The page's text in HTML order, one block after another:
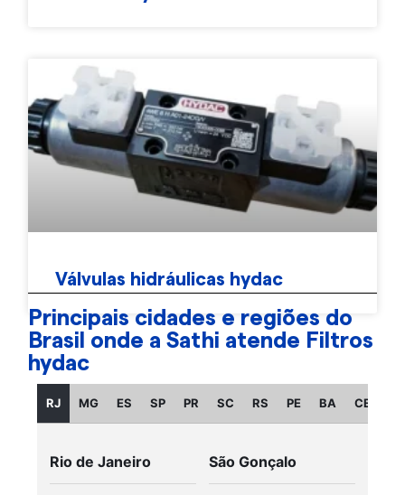
Válvulas hidráulicas hydac
Principais cidades e regiões do
Brasil onde a Sathi atende Filtros
hydac
RJ MG ES SP PR SC RS PE BA CE
Rio de Janeiro São Gonçalo